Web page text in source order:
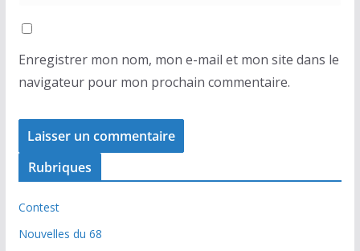
Enregistrer mon nom, mon e-mail et mon site dans le
navigateur pour mon prochain commentaire.
Rubriques
Contest
Nouvelles du 68